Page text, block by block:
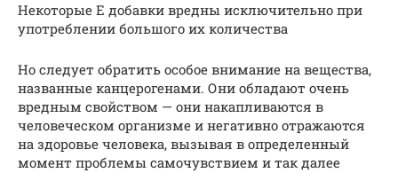
Некоторые Е добавки вредны исключительно при
употреблении большого их количества
Но следует обратить особое внимание на вещества,
названные канцерогенами. Они обладают очень
вредным свойством — они накапливаются в
человеческом организме и негативно отражаются
на здоровье человека, вызывая в определенный
момент проблемы самочувствием и так далее